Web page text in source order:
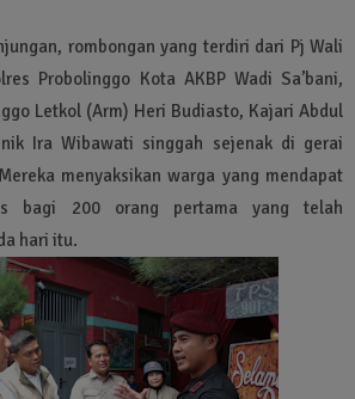
rombongan yang terdiri dari Pj Wali
Probolinggo Kota AKBP Wadi Sa’bani,
Letkol (Arm) Heri Budiasto, Kajari Abdul
Ira Wibawati singgah sejenak di gerai
menyaksikan warga yang mendapat
bagi 200 orang pertama yang telah
hari itu.